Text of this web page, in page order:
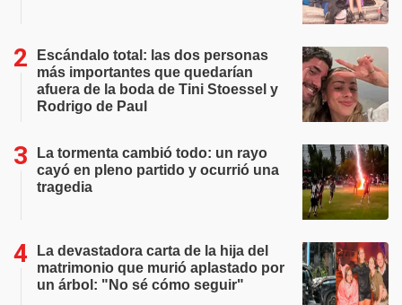
Escándalo total: las dos personas
más importantes que quedarían
afuera de la boda de Tini Stoessel y
Rodrigo de Paul
La tormenta cambió todo: un rayo
cayó en pleno partido y ocurrió una
tragedia
La devastadora carta de la hija del
matrimonio que murió aplastado por
un árbol: "No sé cómo seguir"